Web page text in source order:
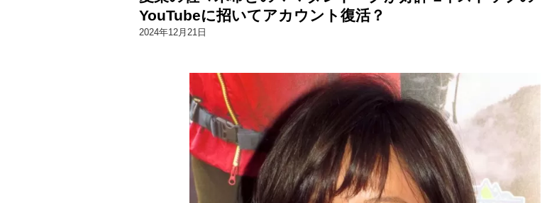
YouTubeに招いてアカウント復活？
2024年12月21日